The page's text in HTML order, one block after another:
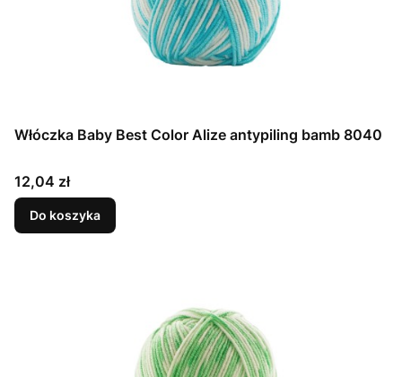
Włóczka Baby Best Color Alize antypiling bamb 8040
Cena
12,04 zł
Do koszyka